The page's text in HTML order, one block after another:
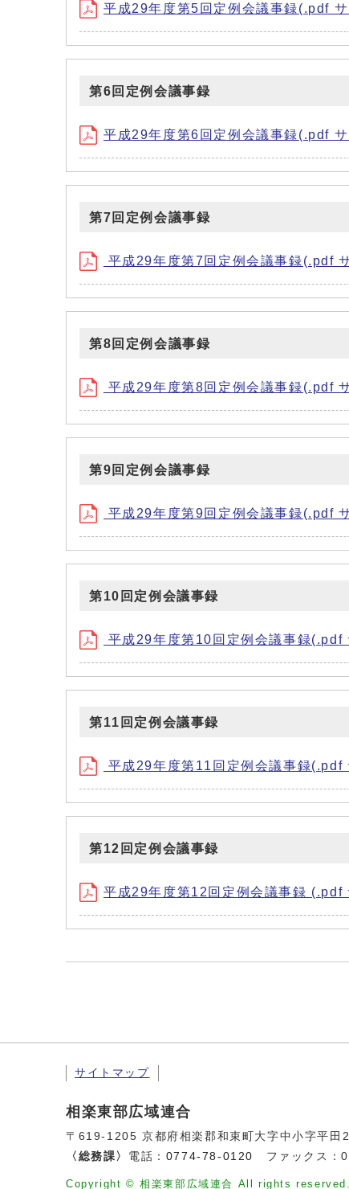
平成29年度第5回定例会議事録(.pdf
第6回定例会議事録
平成29年度第6回定例会議事録(.pdf
第7回定例会議事録
平成29年度第7回定例会議事録(.pdf
第8回定例会議事録
平成29年度第8回定例会議事録(.pdf
第9回定例会議事録
平成29年度第9回定例会議事録(.pdf
第10回定例会議事録
平成29年度第10回定例会議事録
第11回定例会議事録
平成29年度第11回定例会議事録
第12回定例会議事録
平成29年度第12回定例会議事録
サイトマップ
相楽東部広域連合
〒619-1205 京都府相楽郡和束町大字中小字平田
〈総務課〉 電話： 0774-78-0120 ファックス：
Copyright © 相楽東部広域連合 All rights reserved.